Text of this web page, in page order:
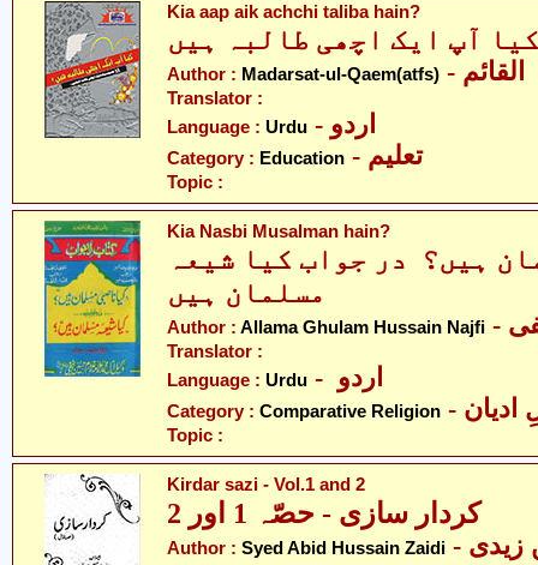
Kia aap aik achchi taliba hain?
کیا آپ ایک اچھی طالبہ ہیں
Author : Madarsat-ul-Qaem(atfs)
Translator :
Language : Urdu - اردو
Category : Education - تعلیم
Topic :
Kia Nasbi Musalman hain?
ہیں؟ در جواب کیا شیعہ
مسلمان ہیں
Author : Allama Ghulam Hussain Najfi
Translator :
Language : Urdu
Category : Comparative Religion ادیان
Topic :
Kirdar sazi - Vol.1 and 2
کردار سازی - حصّہ 1 اور 2
Author : Syed Abid Hussain Zaidi زیدی